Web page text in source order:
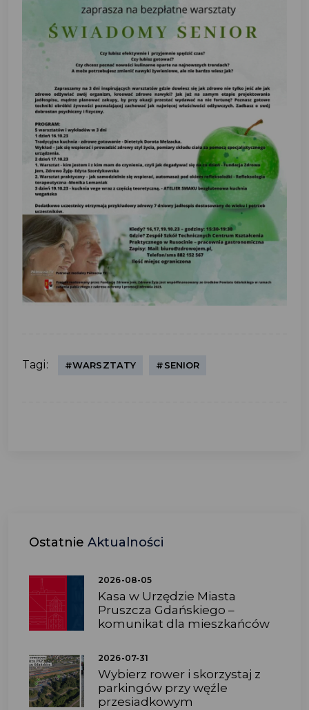
Tagi: #WARSZTATY #SENIOR
Ostatnie Aktualności
2026-08-05
Kasa w Urzędzie Miasta
Pruszcza Gdańskiego –
komunikat dla mieszkańców
2026-07-31
Wybierz rower i skorzystaj z
parkingów przy węźle
przesiadkowym